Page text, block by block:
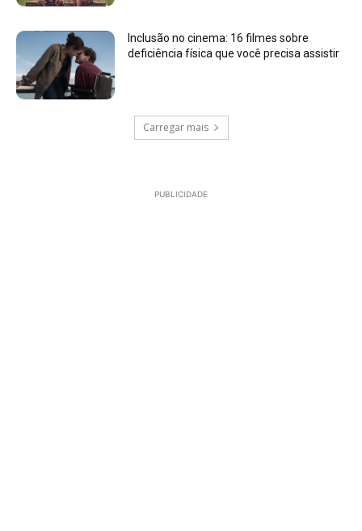
Inclusão no cinema: 16 filmes sobre
deficiência física que você precisa assistir
Carregar mais
PUBLICIDADE